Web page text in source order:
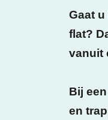
Gaat
flat?
vanuit
Bij een
en